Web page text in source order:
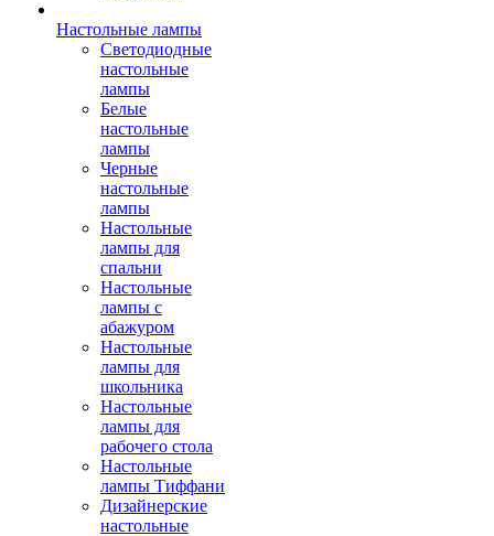
Настольные лампы
Светодиодные
настольные
лампы
Белые
настольные
лампы
Черные
настольные
лампы
Настольные
лампы для
спальни
Настольные
лампы с
абажуром
Настольные
лампы для
школьника
Настольные
лампы для
рабочего стола
Настольные
лампы Тиффани
Дизайнерские
настольные